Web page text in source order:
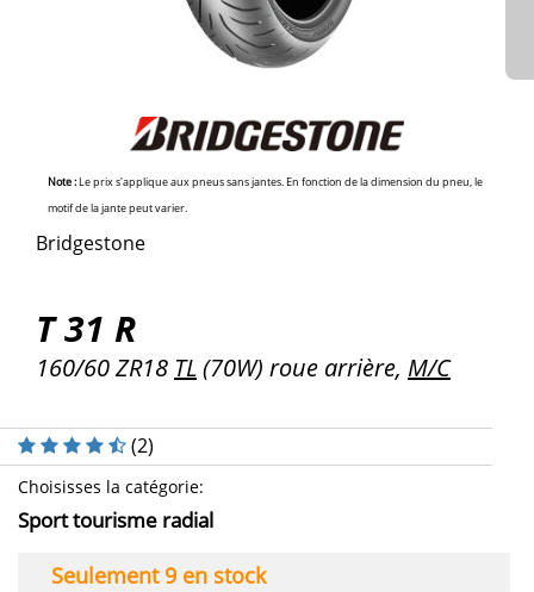
Note :Le prix s'applique aux pneus sans jantes. En fonction de la dimension du pneu, le
motif de la jante peut varier.
Bridgestone
T 31 R
160/60 ZR18 TL(70W) roue arrière, M/C
Choisisses la catégorie:
Sport tourisme radial
Seulement 9 en stock
(2)